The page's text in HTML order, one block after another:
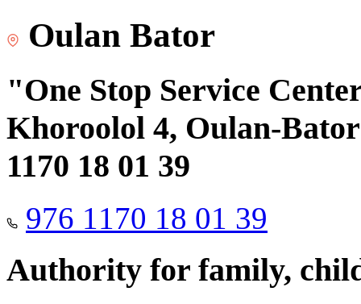
Oulan Bator
"One Stop Service
Khoroolol 4, Oulan-
1170 18 01 39
976 1170 18 01 39
Authority for family,